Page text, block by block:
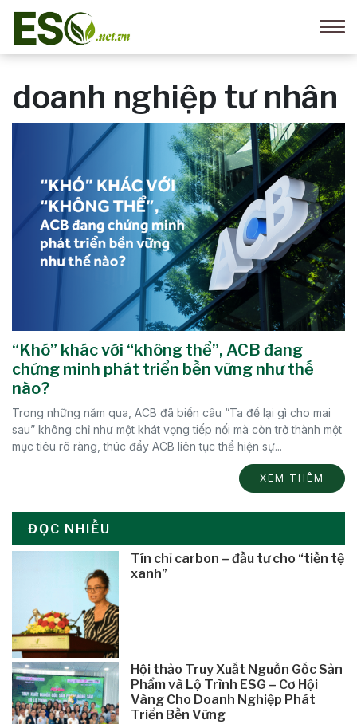
doanh nghiệp tư nhân
“Khó” khác với “không thể”, ACB đang
chứng minh phát triển bền vững như thế
nào?
Trong những năm qua, ACB đã biến câu “Ta để lại gì cho mai
sau” không chỉ như một khát vọng tiếp nối mà còn trở thành một
mục tiêu rõ ràng, thúc đẩy ACB liên tục thể hiện sự...
XEM THÊM
ĐỌC NHIỀU
Tín chỉ carbon – đầu tư cho “tiền tệ
xanh”
Hội thảo Truy Xuất Nguồn Gốc Sản
Phẩm và Lộ Trình ESG – Cơ Hội
Vàng Cho Doanh Nghiệp Phát
Triển Bền Vững